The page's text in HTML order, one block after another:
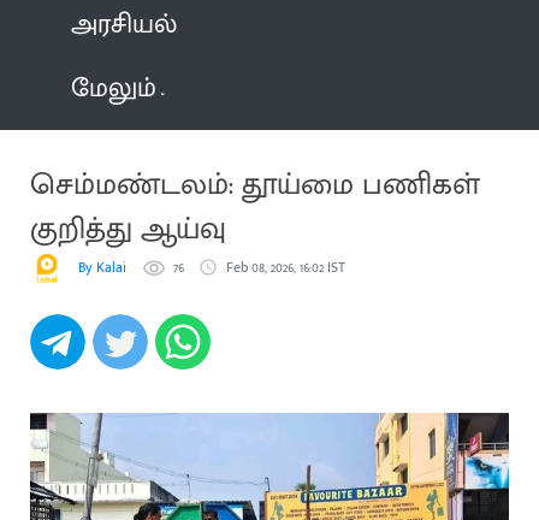
அரசியல்
மேலும்
செம்மண்டலம்: தூய்மை பணிகள்
குறித்து ஆய்வு
By Kalai 76 Feb 08, 2026, 16:02 IST